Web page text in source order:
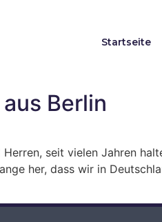
Startseite
Berlin
seit vielen Jahren
her, dass wir in